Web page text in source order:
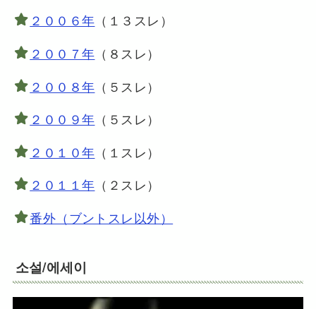
２００６年 （１３スレ）
２００７年 （８スレ）
２００８年 （５スレ）
２００９年 （５スレ）
２０１０年 （１スレ）
２０１１年 （２スレ）
番外（ブントスレ以外）
소설/에세이